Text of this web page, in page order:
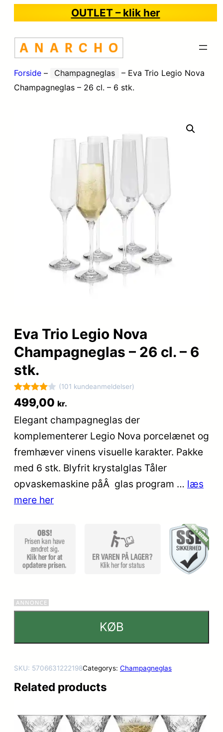
OUTLET – klik her
Forside – Champagneglas – Eva Trio Legio Nova
Champagneglas – 26 cl. – 6 stk.
Eva Trio Legio Nova
Champagneglas – 26 cl. – 6
stk.
Bedømt
4
ud af 5
baseret
på
101
ømmelse
r
(101 kundeanmeldelser)
499,00 kr.
Elegant champagneglas der
komplementerer Legio Nova porcelænet og
fremhæver vinens visuelle karakter. Pakke
med 6 stk. Blyfrit krystalglas Tåler
opvaskemaskine påÂ glas program … læs
mere her
KØB
SKU: 5706631222198Categorys: Champagneglas
Related products